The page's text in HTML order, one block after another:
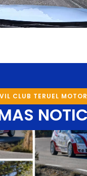
CLUB TERUEL